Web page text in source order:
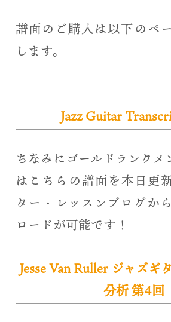
譜面のご購入は以下のペ
します。
Jazz Guitar
ちなみにゴールドランクメ
はこちらの譜面を本日更
ター・レッスンブログか
ロードが可能です！
Jesse Van Ruller ジャズギ
分析 第4回